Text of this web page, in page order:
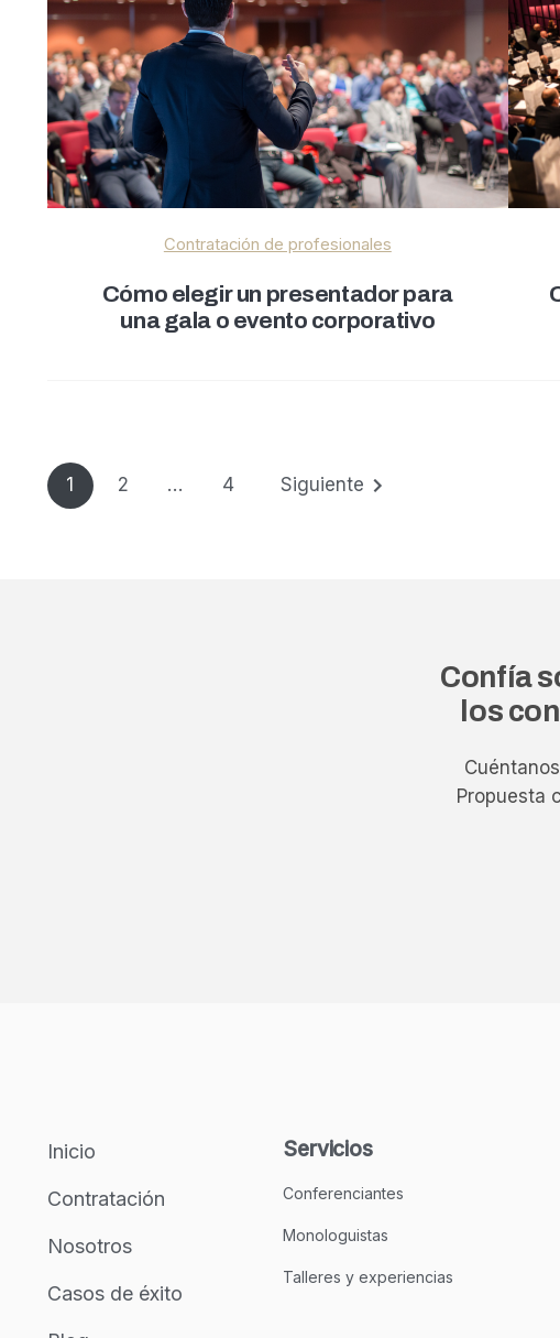
Contratación de profesionales
Cómo elegir un presentador para
una gala o evento corporativo
1 2 … 4 Siguiente
Confía
los
Propuesta
Inicio
Contratación
Nosotros
Casos de éxito
Servicios
Conferenciantes
Monologuistas
Talleres y experiencias